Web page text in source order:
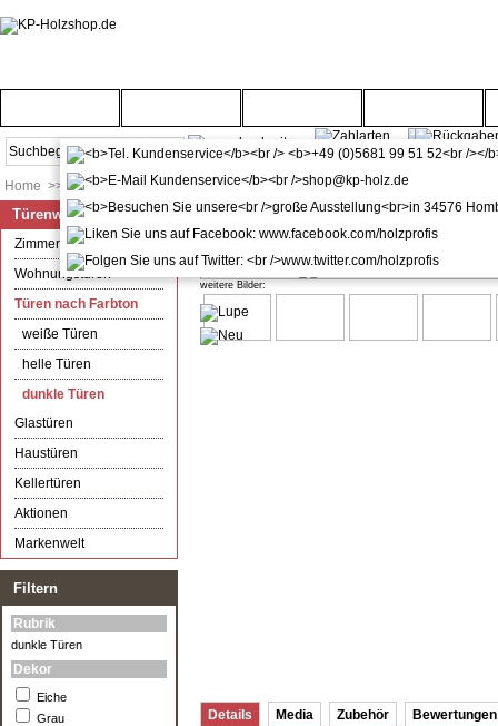
Home >> Türenwelt >> Türen nach Farbton >> dunkle Türen
Wohnungstür mit Zarge CPL
weitere Bilder:
Details Media Zubehör Bewertungen
Türenwelt
Zimmertüren
Wohnungstüren
Türen nach Farbton
weiße Türen
helle Türen
dunkle Türen
Glastüren
Haustüren
Kellertüren
Aktionen
Markenwelt
Filtern
Rubrik
dunkle Türen
Dekor
Eiche
Grau